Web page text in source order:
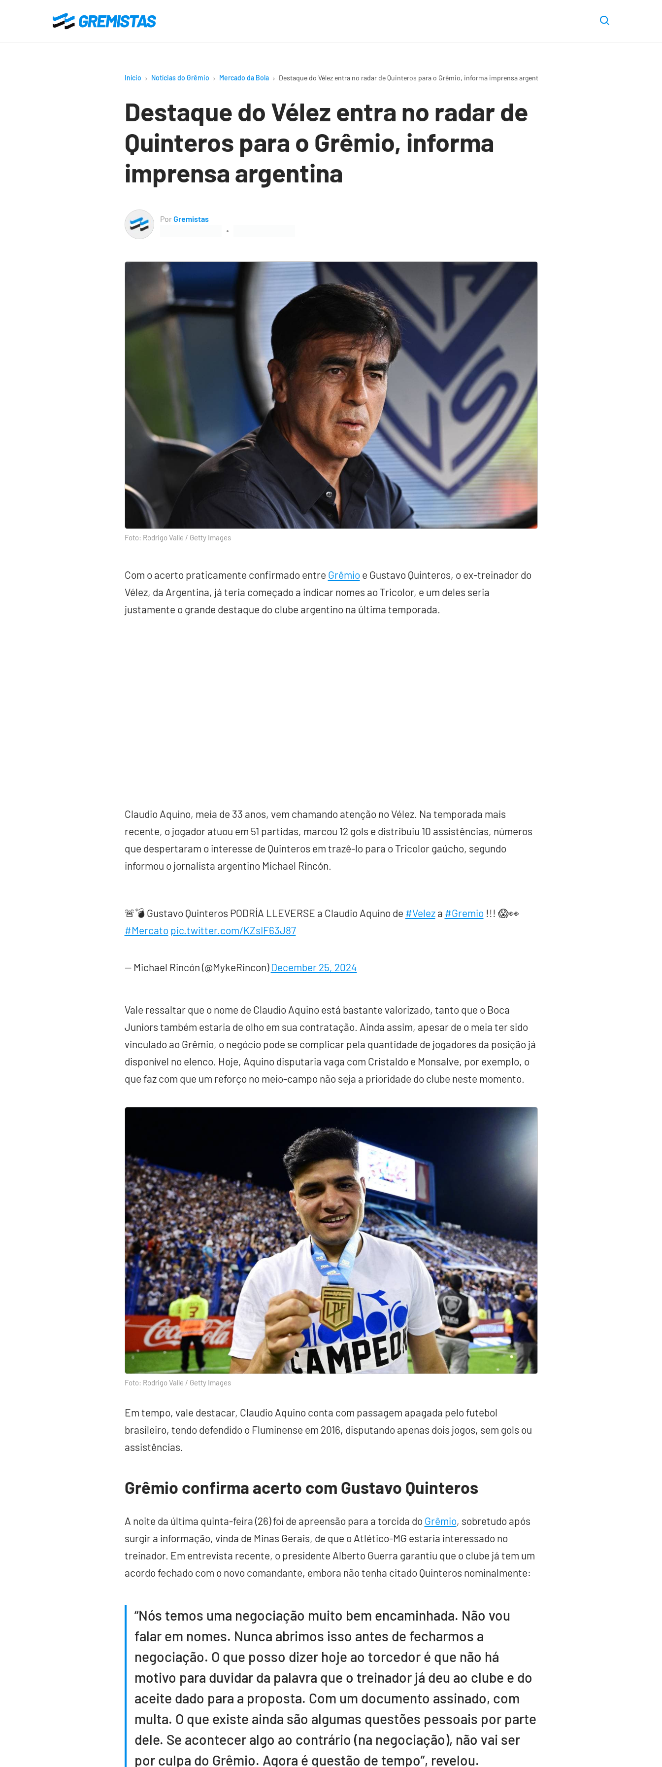
o
Gremistas
Início Notícias do Grêmio Mercado da Bola Destaque do Vélez entra no radar de Quinteros para o Grêmio, informa imprensa argentina
Destaque do Vélez entra no radar de
Quinteros para o Grêmio, informa
imprensa argentina
PorGremistas
Foto: Rodrigo Valle / Getty Images
Com o acerto praticamente confirmado entre Grêmio e Gustavo Quinteros, o ex-treinador do
Vélez, da Argentina, já teria começado a indicar nomes ao Tricolor, e um deles seria
justamente o grande destaque do clube argentino na última temporada.
Claudio Aquino, meia de 33 anos, vem chamando atenção no Vélez. Na temporada mais
recente, o jogador atuou em 51 partidas, marcou 12 gols e distribuiu 10 assistências, números
que despertaram o interesse de Quinteros em trazê-lo para o Tricolor gaúcho, segundo
informou o jornalista argentino Michael Rincón.
🚨💣 Gustavo Quinteros PODRÍA LLEVERSE a Claudio Aquino de #Veleza #Gremio !!! 😱👀
#Mercato pic.twitter.com/KZsIF63J87
— Michael Rincón (@MykeRincon) December 25, 2024
Vale ressaltar que o nome de Claudio Aquino está bastante valorizado, tanto que o Boca
Juniors também estaria de olho em sua contratação. Ainda assim, apesar de o meia ter sido
vinculado ao Grêmio, o negócio pode se complicar pela quantidade de jogadores da posição já
disponível no elenco. Hoje, Aquino disputaria vaga com Cristaldo e Monsalve, por exemplo, o
que faz com que um reforço no meio-campo não seja a prioridade do clube neste momento.
Foto: Rodrigo Valle / Getty Images
Em tempo, vale destacar, Claudio Aquino conta com passagem apagada pelo futebol
brasileiro, tendo defendido o Fluminense em 2016, disputando apenas dois jogos, sem gols ou
assistências.
Grêmio confirma acerto com Gustavo Quinteros
A noite da última quinta-feira (26) foi de apreensão para a torcida do Grêmio, sobretudo após
surgir a informação, vinda de Minas Gerais, de que o Atlético-MG estaria interessado no
treinador. Em entrevista recente, o presidente Alberto Guerra garantiu que o clube já tem um
acordo fechado com o novo comandante, embora não tenha citado Quinteros nominalmente:
“Nós temos uma negociação muito bem encaminhada. Não vou
falar em nomes. Nunca abrimos isso antes de fecharmos a
negociação. O que posso dizer hoje ao torcedor é que não há
motivo para duvidar da palavra que o treinador já deu ao clube e do
aceite dado para a proposta. Com um documento assinado, com
multa. O que existe ainda são algumas questões pessoais por parte
dele. Se acontecer algo ao contrário (na negociação), não vai ser
por culpa do Grêmio. Agora é questão de tempo”, revelou.